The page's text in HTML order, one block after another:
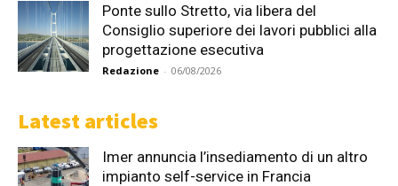
Ponte sullo Stretto, via libera del
Consiglio superiore dei lavori pubblici alla
progettazione esecutiva
Redazione - 06/08/2026
Latest articles
Imer annuncia l’insediamento di un altro
impianto self-service in Francia